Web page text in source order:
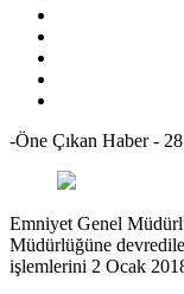
-Öne Çıkan Haber-
Emniyet Genel
Müdürlüğüne
işlemlerini 2 Ocak